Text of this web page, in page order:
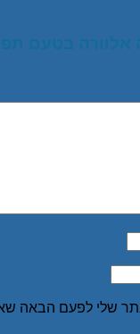
תפוח 300 מ”ל – 6
שלי לפעם הבאה